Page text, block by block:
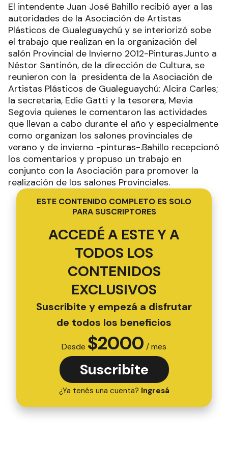
El intendente Juan José Bahillo recibió ayer a las
autoridades de la Asociación de Artistas
Plásticos de Gualeguaychú y se interiorizó sobe
el trabajo que realizan en la organización del
salón Provincial de Invierno 2012-Pinturas.Junto a
Néstor Santinón, de la dirección de Cultura, se
reunieron con la presidenta de la Asociación de
Artistas Plásticos de Gualeguaychú: Alcira Carles;
la secretaria, Edie Gatti y la tesorera, Mevia
Segovia quienes le comentaron las actividades
que llevan a cabo durante el año y especialmente
como organizan los salones provinciales de
verano y de invierno -pinturas-.Bahillo recepcionó
los comentarios y propuso un trabajo en
conjunto con la Asociación para promover la
realización de los salones Provinciales.
ESTE CONTENIDO COMPLETO ES SOLO
PARA SUSCRIPTORES
ACCEDÉ A ESTE Y A
TODOS LOS
CONTENIDOS
EXCLUSIVOS
Suscribite y empezá a disfrutar
de todos los beneficios
Desde $2000 / mes
Suscribite
¿Ya tenés una cuenta? Ingresá